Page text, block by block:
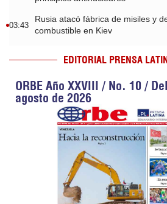
03:43
Rusia atacó fábrica de misiles y
combustible en Kiev
EDITORIAL PRENSA
ORBE Año XXVIII / No. 10 /
agosto de 2026